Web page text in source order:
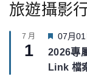
旅遊攝影
7 月
1
F
e
a
t
07月01
2026專
Link 檔